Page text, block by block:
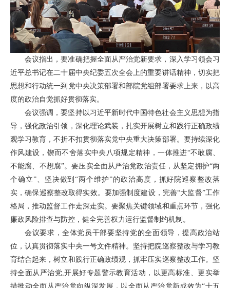
会议指出，要准确把握全面从严治党新要求，深入学习领会习
近平总书记在二十届中央纪委五次全会上的重要讲话精神，切实把
思想和行动统一到党中央决策部署和部院党组部署要求上来，以高
度的政治自觉抓好贯彻落实。
会议强调，要坚持以习近平新时代中国特色社会主义思想为指
导，强化政治引领，深化理论武装，扎实开展树立和践行正确政绩
观学习教育，不折不扣贯彻落实党中央重大决策部署。要持续深化
作风建设，锲而不舍落实中央八项规定精神，一体推进“不敢腐、
不能腐、不想腐”。要压实全面从严治党政治责任，从坚定拥护“两
个确立”、坚决做到“两个维护”的政治高度，抓好院巡察整改落
实，确保巡察整改取得实效。要加强制度建设，完善“大监督”工作
格局，推动监督工作走深走实。要聚焦关键领域和重点环节，强化
廉政风险排查与防控，健全完善权力运行监督制约机制。
会议要求，全体党员干部要坚持党的全面领导，提高政治站
位，认真贯彻落实中央一号文件精神。坚持把院巡察整改与学习教
育结合起来，树立和践行正确政绩观，抓牢压实巡察整改工作。坚
持全面从严治党,开展好专题警示教育活动，以更高标准、更实举
措推动全面从严治党向纵深发展，以全面从严治党新成效为“十五